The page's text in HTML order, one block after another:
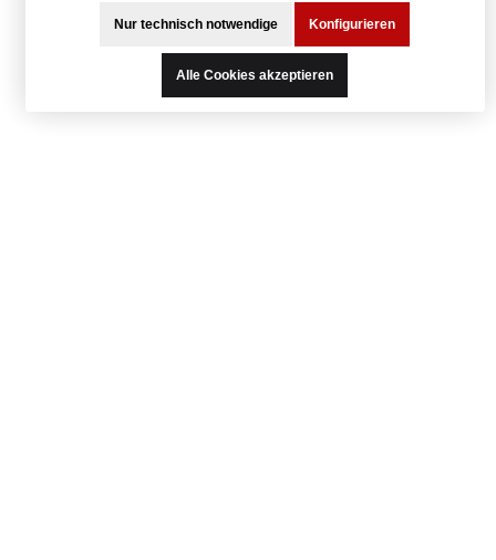
Nur technisch notwendige Konfigurieren
Alle Cookies akzeptieren